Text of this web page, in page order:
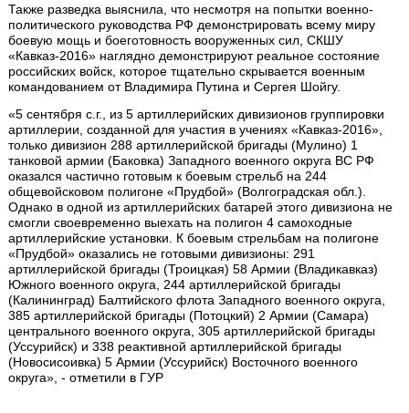
Также разведка выяснила, что несмотря на попытки военно-
политического руководства РФ демонстрировать всему миру
боевую мощь и боеготовность вооруженных сил, СКШУ
«Кавказ-2016» наглядно демонстрируют реальное состояние
российских войск, которое тщательно скрывается военным
командованием от Владимира Путина и Сергея Шойгу.
«5 сентября с.г., из 5 артиллерийских дивизионов группировки
артиллерии, созданной для участия в учениях «Кавказ-2016»,
только дивизион 288 артиллерийской бригады (Мулино) 1
танковой армии (Баковка) Западного военного округа ВС РФ
оказался частично готовым к боевым стрельб на 244
общевойсковом полигоне «Прудбой» (Волгоградская обл.).
Однако в одной из артиллерийских батарей этого дивизиона не
смогли своевременно выехать на полигон 4 самоходные
артиллерийские установки. К боевым стрельбам на полигоне
«Прудбой» оказались не готовыми дивизионы: 291
артиллерийской бригады (Троицкая) 58 Армии (Владикавказ)
Южного военного округа, 244 артиллерийской бригады
(Калининград) Балтийского флота Западного военного округа,
385 артиллерийской бригады (Потоцкий) 2 Армии (Самара)
центрального военного округа, 305 артиллерийской бригады
(Уссурийск) и 338 реактивной артиллерийской бригады
(Новосисоивка) 5 Армии (Уссурийск) Восточного военного
округа», - отметили в ГУР